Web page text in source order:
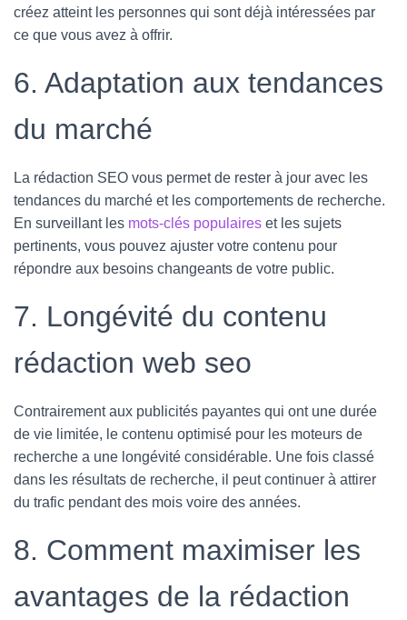
créez atteint les personnes qui sont déjà intéressées par
ce que vous avez à offrir.
6. Adaptation aux tendances
du marché
La rédaction SEO vous permet de rester à jour avec les
tendances du marché et les comportements de recherche.
En surveillant les mots-clés populaires et les sujets
pertinents, vous pouvez ajuster votre contenu pour
répondre aux besoins changeants de votre public.
7. Longévité du contenu
rédaction web seo
Contrairement aux publicités payantes qui ont une durée
de vie limitée, le contenu optimisé pour les moteurs de
recherche a une longévité considérable. Une fois classé
dans les résultats de recherche, il peut continuer à attirer
du trafic pendant des mois voire des années.
8. Comment maximiser les
avantages de la rédaction